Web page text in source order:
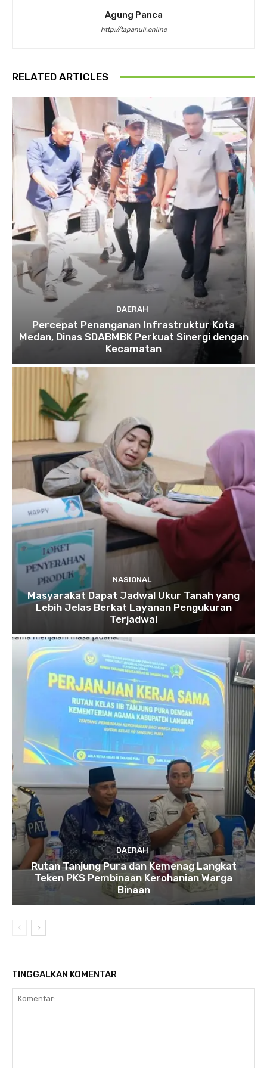
Agung Panca
http://tapanuli.online
RELATED ARTICLES
DAERAH
Percepat Penanganan Infrastruktur Kota
Medan, Dinas SDABMBK Perkuat Sinergi dengan
Kecamatan
NASIONAL
Masyarakat Dapat Jadwal Ukur Tanah yang
Lebih Jelas Berkat Layanan Pengukuran
Terjadwal
DAERAH
Rutan Tanjung Pura dan Kemenag Langkat
Teken PKS Pembinaan Kerohanian Warga
Binaan
TINGGALKAN KOMENTAR